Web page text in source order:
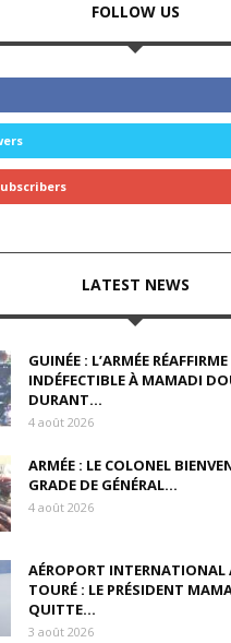
FOLLOW US
LATEST NEWS
GUINÉE : L’ARMÉE
INDÉFECTIBLE À MAMADI
DURANT...
4 août 2026
ARMÉE : LE COLONEL
GRADE DE GÉNÉRAL...
4 août 2026
AÉROPORT INTERNATIONAL
TOURÉ : LE PRÉSIDENT
QUITTE...
3 août 2026